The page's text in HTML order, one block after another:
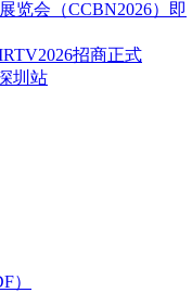
览会（CCBN2026）即
招商正式
圳站
）